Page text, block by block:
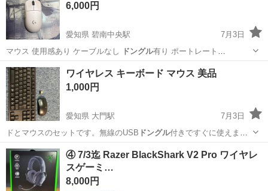
6,000円
愛知県 碧南中央駅
7月3日
マウス 使用感あり ケーブルなし
ドングル有り ポートレート
1000~8000…
愛知 碧南市 碧南中央駅 PCパーツ
ワイヤレス キーボード マウス 美品
1,000円
愛知県 大門駅
7月3日
ドとマウスのセットです。無線のUSB ドングル付きですぐに使えま
す。
愛知 岡崎市 大門駅
④ 7/3迄 Razer BlackShark V2 Pro ワイヤレ
スゲーミ…
8,000円